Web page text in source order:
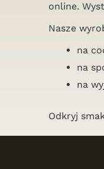
online.
Nasze
na
na
na
Odkryj